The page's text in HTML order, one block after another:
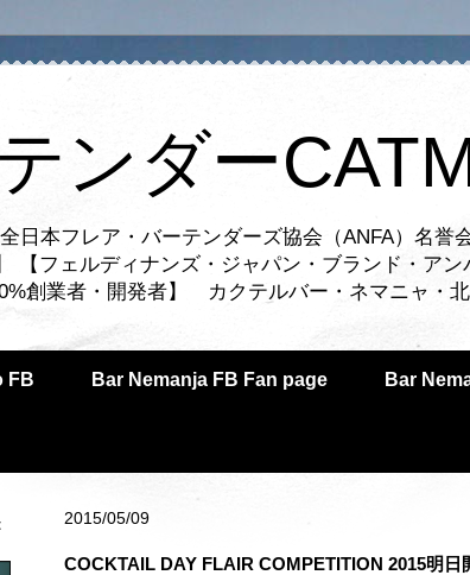
ンダー
全日本フレア・バーテンダーズ協会（ANFA）名
【フェルディナンズ・ジャパン・ブランド・ア
創業者・開発者】 カクテルバー・ネマニャ・北
FB Bar Nemanja FB Fan page Bar
2015/05/09
COCKTAIL DAY FLAIR COMPETITION 2015明日